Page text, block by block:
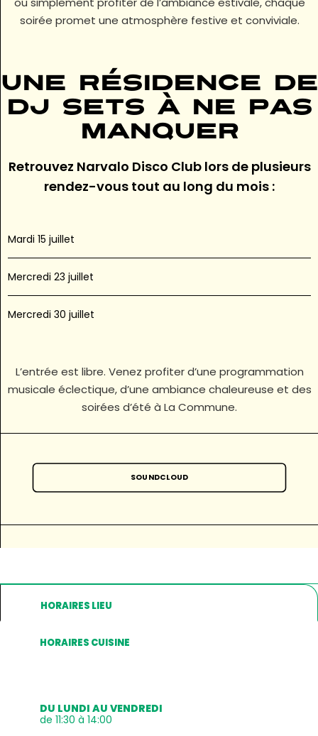
soirée promet une atmosphère festive et conviviale.
Une résidence de
DJ sets à ne pas
manquer
Retrouvez Narvalo Disco Club lors de plusieurs
rendez-vous tout au long du mois :
Mardi 15 juillet
Mercredi 23 juillet
Mercredi 30 juillet
L’entrée est libre. Venez profiter d’une programmation
musicale éclectique, d’une ambiance chaleureuse et des
soirées d’été à La Commune.
SOUNDCLOUD
HORAIRES LIEU
HORAIRES CUISINE
DU LUNDI AU VENDREDI
de 11:30 à 14:00